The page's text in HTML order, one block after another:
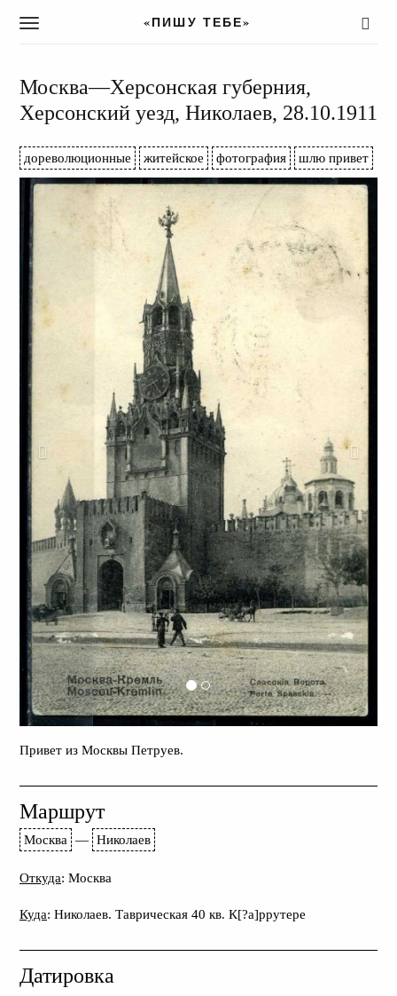
T
g
l
e
a
v
a
t
o
n
«ПИШУ ТЕБЕ»
Москва—Херсонская губерния,
Херсонский уезд, Николаев, 28.10.1911
дореволюционные житейское фотография шлю привет
Привет из Москвы Петруев.
Маршрут
Москва — Николаев
Откуда: Москва
Куда: Николаев. Таврическая 40 кв. К[?а]ррутере
Датировка